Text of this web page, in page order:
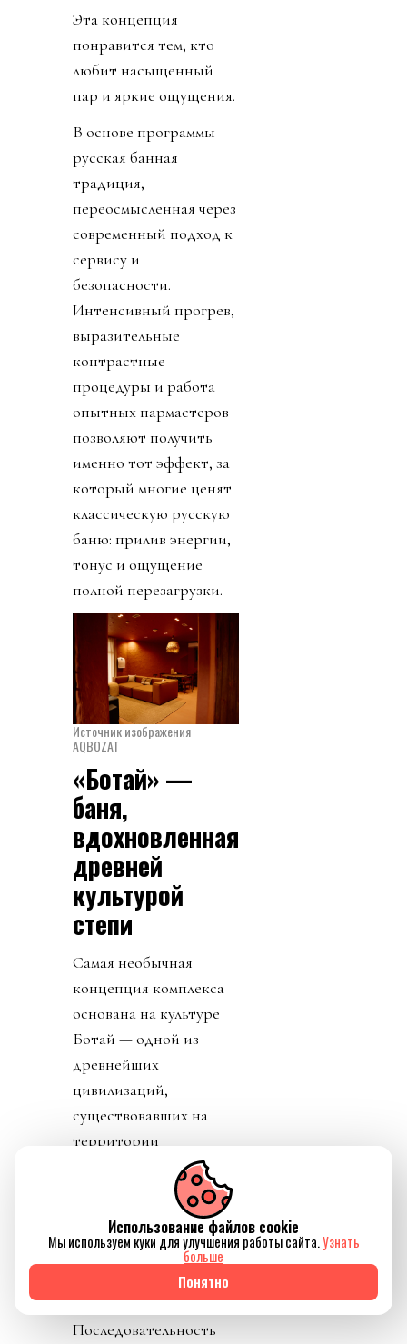
Эта концепция
понравится тем, кто
любит насыщенный
пар и яркие ощущения.
В основе программы —
русская банная
традиция,
переосмысленная через
современный подход к
сервису и
безопасности.
Интенсивный прогрев,
выразительные
контрастные
процедуры и работа
опытных пармастеров
позволяют получить
именно тот эффект, за
который многие ценят
классическую русскую
баню: прилив энергии,
тонус и ощущение
полной перезагрузки.
Источник изображения
AQBOZAT
«Ботай» —
баня,
вдохновленная
древней
культурой
степи
Самая необычная
концепция комплекса
основана на культуре
Ботай — одной из
древнейших
цивилизаций,
существовавших на
территории
Программа построена
вокруг идеи четырех
стихий — огня, воды,
воздуха и земли.
Последовательность
Использование файлов cookie
Мы используем куки для улучшения работы сайта.Узнать
больше
Понятно